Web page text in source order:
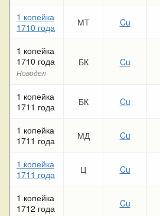
1 копейка
1710 года
МТ Cu
1 копейка
1710 года
Новодел
БК Cu
1 копейка
1711 года
БК Cu
1 копейка
1711 года
МД Cu
1 копейка
1711 года
Ц Cu
1 копейка
1712 года
Cu